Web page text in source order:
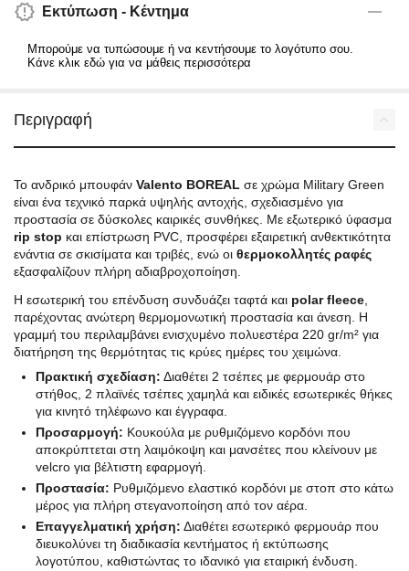
Εκτύπωση - Κέντημα
Μπορούμε να τυπώσουμε ή να κεντήσουμε το λογότυπο σου.
Κάνε κλικ εδώ για να μάθεις περισσότερα
Περιγραφή
Το ανδρικό μπουφάν Valento BOREAL σε χρώμα Military Green
είναι ένα τεχνικό παρκά υψηλής αντοχής, σχεδιασμένο για
προστασία σε δύσκολες καιρικές συνθήκες. Με εξωτερικό ύφασμα
rip stop και επίστρωση PVC, προσφέρει εξαιρετική ανθεκτικότητα
ενάντια σε σκισίματα και τριβές, ενώ οι θερμοκολλητές ραφές
εξασφαλίζουν πλήρη αδιαβροχοποίηση.
Η εσωτερική του επένδυση συνδυάζει ταφτά και polar fleece
παρέχοντας ανώτερη θερμομονωτική προστασία και άνεση. Η
γραμμή του περιλαμβάνει ενισχυμένο πολυεστέρα 220 gr/m² για
διατήρηση της θερμότητας τις κρύες ημέρες του χειμώνα.
Πρακτική σχεδίαση: Διαθέτει 2 τσέπες με φερμουάρ στο
στήθος, 2 πλαϊνές τσέπες χαμηλά και ειδικές εσωτερικές θήκες
για κινητό τηλέφωνο και έγγραφα.
Προσαρμογή: Κουκούλα με ρυθμιζόμενο κορδόνι που
αποκρύπτεται στη λαιμόκοψη και μανσέτες που κλείνουν με
velcro για βέλτιστη εφαρμογή.
Προστασία: Ρυθμιζόμενο ελαστικό κορδόνι με στοπ στο κάτω
μέρος για πλήρη στεγανοποίηση από τον αέρα.
Επαγγελματική χρήση: Διαθέτει εσωτερικό φερμουάρ που
διευκολύνει τη διαδικασία κεντήματος ή εκτύπωσης
λογοτύπου, καθιστώντας το ιδανικό για εταιρική ένδυση.